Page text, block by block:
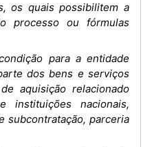
os quais possibilitem a
processo ou fórmulas
para a entidade
dos bens e serviços
aquisição relacionado
instituições nacionais,
subcontratação, parceria